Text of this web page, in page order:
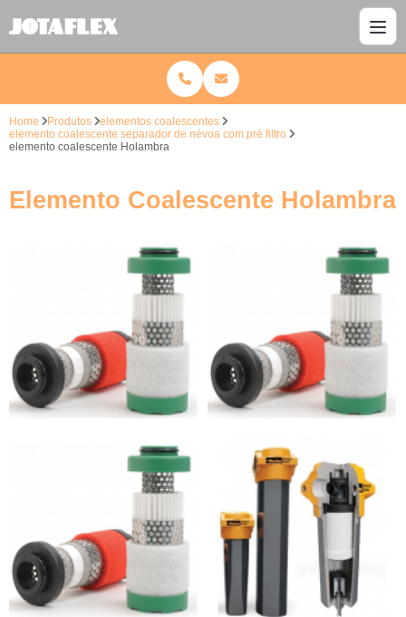
Home Produtos
elementos coalescentes
elemento coalescente separador de névoa com pré filtro
elemento coalescente Holambra
Elemento Coalescente Holambra